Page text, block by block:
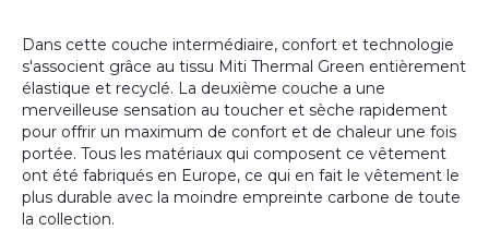
Dans cette couche intermédiaire, confort et technologie
s'associent grâce au tissu Miti Thermal Green entièrement
élastique et recyclé. La deuxième couche a une
merveilleuse sensation au toucher et sèche rapidement
pour offrir un maximum de confort et de chaleur une fois
portée. Tous les matériaux qui composent ce vêtement
ont été fabriqués en Europe, ce qui en fait le vêtement le
plus durable avec la moindre empreinte carbone de toute
la collection.